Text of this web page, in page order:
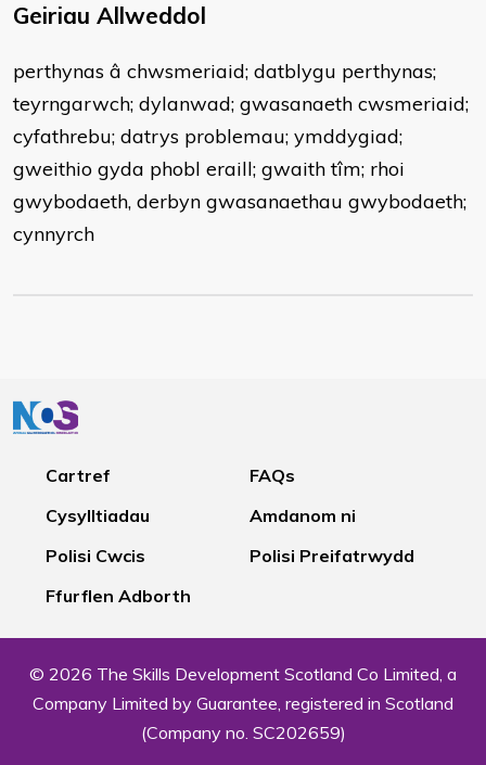
Geiriau Allweddol
perthynas â chwsmeriaid; datblygu perthynas;
teyrngarwch; dylanwad; gwasanaeth cwsmeriaid;
cyfathrebu; datrys problemau; ymddygiad;
gweithio gyda phobl eraill; gwaith tîm; rhoi
gwybodaeth, derbyn gwasanaethau gwybodaeth;
cynnyrch
Cartref
FAQs
Cysylltiadau
Amdanom ni
Polisi Cwcis
Polisi Preifatrwydd
Ffurflen Adborth
© 2026 The Skills Development Scotland Co Limited, a
Company Limited by Guarantee, registered in Scotland
(Company no. SC202659)